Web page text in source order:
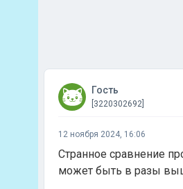
Гость
[3220302692]
12 ноября 2024, 16:06
Странное сравнение
может быть в разы